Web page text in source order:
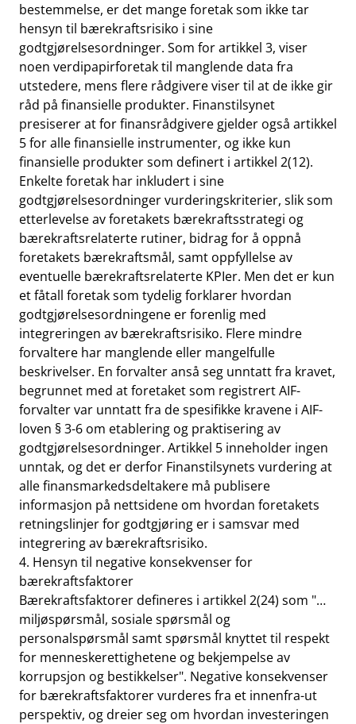
bestemmelse, er det mange foretak som ikke tar
hensyn til bærekraftsrisiko i sine
godtgjørelsesordninger. Som for artikkel 3, viser
noen verdipapirforetak til manglende data fra
utstedere, mens flere rådgivere viser til at de ikke gir
råd på finansielle produkter. Finanstilsynet
presiserer at for finansrådgivere gjelder også artikkel
5 for alle finansielle instrumenter, og ikke kun
finansielle produkter som definert i artikkel 2(12).
Enkelte foretak har inkludert i sine
godtgjørelsesordninger vurderingskriterier, slik som
etterlevelse av foretakets bærekraftsstrategi og
bærekraftsrelaterte rutiner, bidrag for å oppnå
foretakets bærekraftsmål, samt oppfyllelse av
eventuelle bærekraftsrelaterte KPIer. Men det er kun
et fåtall foretak som tydelig forklarer hvordan
godtgjørelsesordningene er forenlig med
integreringen av bærekraftsrisiko. Flere mindre
forvaltere har manglende eller mangelfulle
beskrivelser. En forvalter anså seg unntatt fra kravet,
begrunnet med at foretaket som registrert AIF-
forvalter var unntatt fra de spesifikke kravene i AIF-
loven § 3-6 om etablering og praktisering av
godtgjørelsesordninger. Artikkel 5 inneholder ingen
unntak, og det er derfor Finanstilsynets vurdering at
alle finansmarkedsdeltakere må publisere
informasjon på nettsidene om hvordan foretakets
retningslinjer for godtgjøring er i samsvar med
integrering av bærekraftsrisiko.
4. Hensyn til negative konsekvenser for
bærekraftsfaktorer
Bærekraftsfaktorer defineres i artikkel 2(24) som "…
miljøspørsmål, sosiale spørsmål og
personalspørsmål samt spørsmål knyttet til respekt
for menneskerettighetene og bekjempelse av
korrupsjon og bestikkelser". Negative konsekvenser
for bærekraftsfaktorer vurderes fra et innenfra-ut
perspektiv, og dreier seg om hvordan investeringen